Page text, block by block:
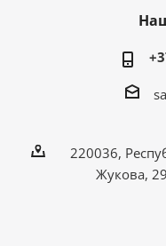
220036,
Жукова,